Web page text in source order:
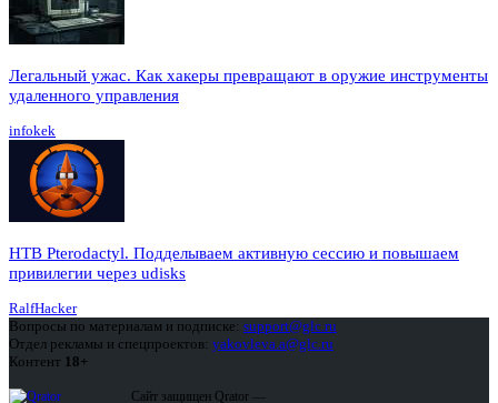
Легальный ужас. Как хакеры превращают в оружие инструменты
удаленного управления
infokek
HTB Pterodactyl. Подделываем активную сессию и повышаем
привилегии через udisks
RalfHacker
Вопросы по материалам и подписке: support@glc.ru
Отдел рекламы и спецпроектов: yakovleva.a@glc.ru
Контент 18+
Сайт защищен Qrator —